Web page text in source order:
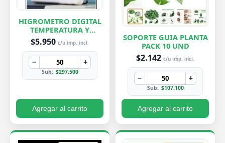
HIGROMETRO DIGITAL
TEMPERATURA Y
HUMEDAD
$5.950 c/u imp. incl.
− +
Sub: $297.500
Agregar al carrito
SOPORTE GUIA PLANTA
PACK 10 UND
$2.142 c/u imp. incl.
− +
Sub: $107.100
Agregar al carrito